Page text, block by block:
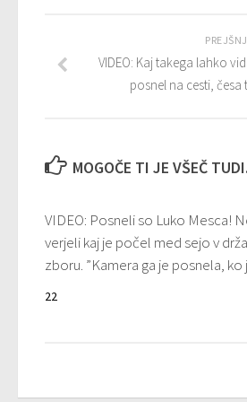
VIDEO: Kaj takega lahko
posnel na cesti,
MOGOČE TI JE VŠEČ
VIDEO: Posneli so Luko Mesca!
verjeli kaj je počel med sejo v
zboru. ”Kamera ga je posnela,
22